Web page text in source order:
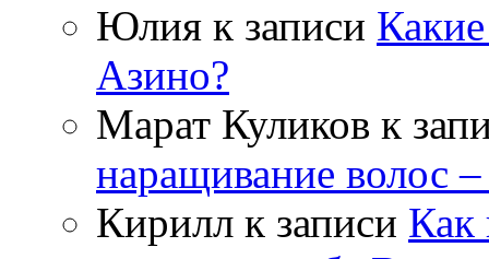
Юлия к записи
Азино?
Марат Куликов к
наращивание волос
Кирилл к записи Как